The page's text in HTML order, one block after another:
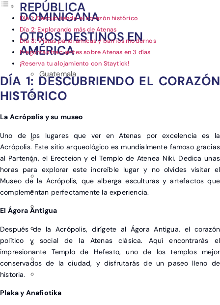
REPÚBLICA
DOMINICANA
OTROS DESTINOS EN
AMÉRICA
Guatemala
Día 1: Descubriendo el corazón histórico
Día 2: Explorando más de Atenas
Día 3: Vistas panorámicas y barrios modernos
Preguntas frecuentes sobre Atenas en 3 días
¡Reserva tu alojamiento con Staytick!
DÍA 1: DESCUBRIENDO EL CORAZÓN
HISTÓRICO
La Acrópolis y su museo
Uno de los lugares que ver en Atenas por excelencia es la
Acrópolis. Este sitio arqueológico es mundialmente famoso gracias
al Partenón, el Erecteion y el Templo de Atenea Niki. Dedica unas
horas para explorar este increíble lugar y no olvides visitar el
Museo de la Acrópolis, que alberga esculturas y artefactos que
complementan perfectamente la experiencia.
El Ágora Antigua
Después de la Acrópolis, dirígete al Ágora Antigua, el corazón
político y social de la Atenas clásica. Aquí encontrarás el
impresionante Templo de Hefesto, uno de los templos mejor
conservados de la ciudad, y disfrutarás de un paseo lleno de
historia.
Plaka y Anafiotika